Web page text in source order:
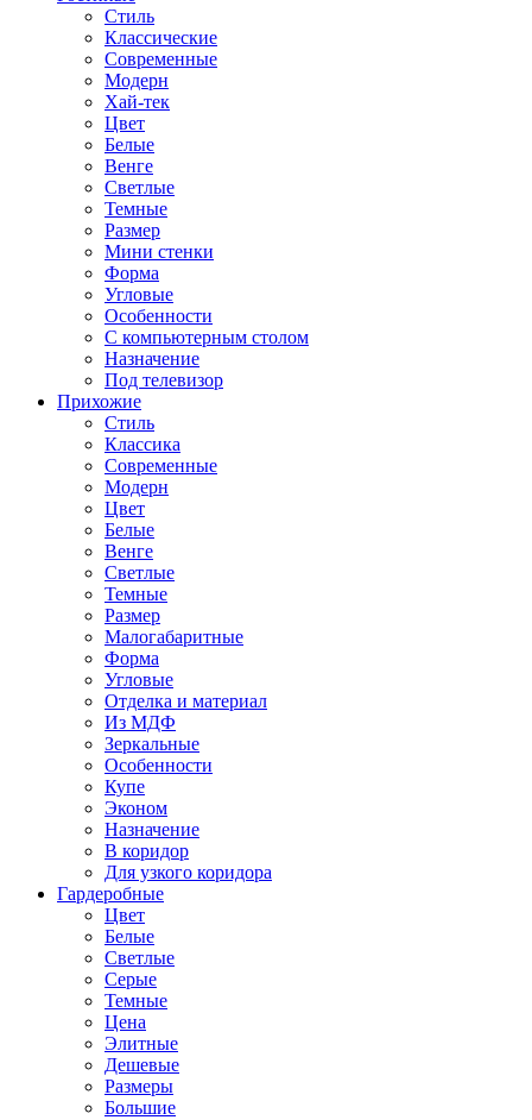
Стиль
Классические
Современные
Модерн
Хай-тек
Цвет
Белые
Венге
Светлые
Темные
Размер
Мини стенки
Форма
Угловые
Особенности
С компьютерным столом
Назначение
Под телевизор
Прихожие
Стиль
Классика
Современные
Модерн
Цвет
Белые
Венге
Светлые
Темные
Размер
Малогабаритные
Форма
Угловые
Отделка и материал
Из МДФ
Зеркальные
Особенности
Купе
Эконом
Назначение
В коридор
Для узкого коридора
Гардеробные
Цвет
Белые
Светлые
Серые
Темные
Цена
Элитные
Дешевые
Размеры
Большие